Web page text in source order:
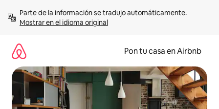
contenidoMostrar en el idioma original
Pon tu casa en Airbnb